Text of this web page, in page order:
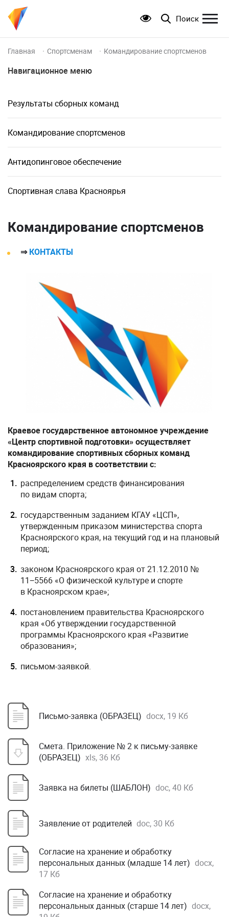
Поиск
Главная Спортсменам Командирование спортсменов
Навигационное меню
Результаты сборных команд
Командирование спортсменов
Антидопинговое обеспечение
Спортивная слава Красноярья
Командирование спортсменов
⇒КОНТАКТЫ
Краевое государственное автономное учреждение
«Центр спортивной подготовки»осуществляет
командирование спортивных сборных команд
Красноярского края в соответствии с:
распределением средств финансирования
по видам спорта;
государственным заданием КГАУ «ЦСП»,
утвержденным приказом министерства спорта
Красноярского края, на текущий год и на плановый
период;
законом Красноярского края от 21.12.2010 №
11−5566 «О физической культуре и спорте
в Красноярском крае»;
постановлением правительства Красноярского
края «Об утверждении государственной
программы Красноярского края «Развитие
образования»;
письмом-заявкой.
Письмо-заявка (ОБРАЗЕЦ) docx, 19 Кб
Смета. Приложение № 2 к письму-заявке
(ОБРАЗЕЦ) xls, 36 Кб
Заявка на билеты (ШАБЛОН) doc, 40 Кб
Заявление от родителей doc, 30 Кб
Согласие на хранение и обработку
персональных данных (младше 14 лет) docx,
17 Кб
Согласие на хранение и обработку
персональных данных (старше 14 лет) docx,